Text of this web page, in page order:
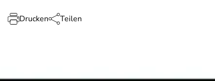
Drucken Teilen